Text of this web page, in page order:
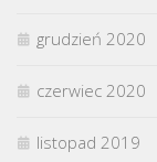
grudzień 2020
czerwiec 2020
listopad 2019